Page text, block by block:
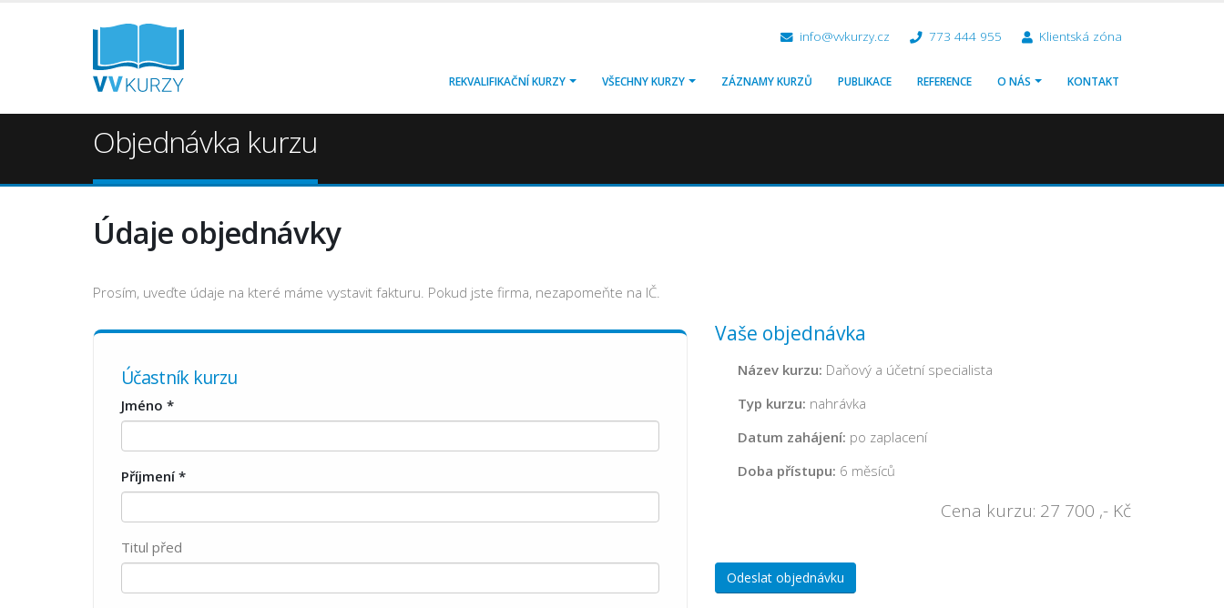
info@vvkurzy.cz 773 444 955 Klientská zóna
REKVALIFIKAČNÍ KURZY VŠECHNY KURZY ZÁZNAMY KURZŮ PUBLIKACE REFERENCE O NÁS KONTAKT
Objednávka kurzu
Údaje objednávky
Prosím, uveďte údaje na které máme vystavit fakturu. Pokud jste firma, nezapomeňte na IČ.
Účastník kurzu
Jméno *
Příjmení*
Titul před
Vaše objednávka
Název kurzu: Daňový a účetní specialista
Typ kurzu: nahrávka
Datum zahájení: po zaplacení
Doba přístupu: 6 měsíců
Cena kurzu: 27 700 ,- Kč
Odeslat objednávku